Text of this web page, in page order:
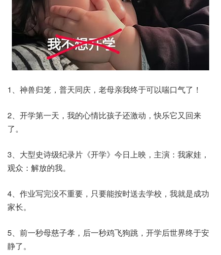
1、神兽归笼，普天同庆，老母亲我终于可以喘口气了！
2、开学第一天，我的心情比孩子还激动，快乐它又回来
了。
3、大型史诗级纪录片《开学》今日上映，主演：我家娃，
观众：解放的我。
4、作业写完没不重要，只要能按时送去学校，我就是成功
家长。
5、前一秒母慈子孝，后一秒鸡飞狗跳，开学后世界终于安
静了。